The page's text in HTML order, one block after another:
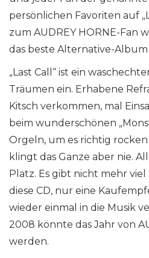
persönlichen Favoriten auf
zum AUDREY HORNE-Fan
das beste Alternative-
„Last Call“ ist ein
Träumen ein. Erhabene
Kitsch verkommen, mal
beim wunderschönen
Orgeln, um es richtig
klingt das Ganze aber nie.
Platz. Es gibt nicht mehr
diese CD, nur eine
wieder einmal in die Musik
2008 könnte das Jahr von
werden.